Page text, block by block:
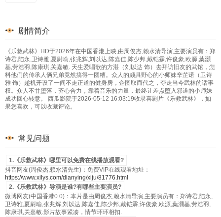
剧情简介
《乐救武林》HD于2026年在中国香港上映,由周俊杰,赖水清导演,主要演员有：郑
诗君,陆永,卫诗雅,夏尉喻,张兆辉,刘以达,陈嘉佳,陈少邦,戴铠霖,许俊豪,欧源,葉灝
基,劳浩羽,陈康琪,关嘉敏. 天生爱唱歌的方湛（刘以达 饰）去拜访旧友的武馆，怎
料他们的传承人俩兄弟竟然搞得一团糟。众人的颇具野心的小师妹辛芷诺（卫诗
雅 饰）趁机开设了一间不走正道的健身房，企图取而代之，夺走当今武林的话事
权。众人不甘堕落，齐心合力，靠着音乐的力量，最终让差点堕入邪道的小师妹
成功回心转意。 西瓜影院于2026-05-12 16:03:19收录喜剧片《乐救武林》，如
果您喜欢，可以收藏评论。
常见问题
1.《乐救武林》哪里可以免费在线播放观看?
抖音网友(周俊杰,赖水清先生)：免费VIP在线观看地址：
https://www.xilys.com/dianying/xiju/81776.html
2.《乐救武林》导演是谁?有哪些主要演员?
微博网友(中国香港0.0)：本片是由周俊杰,赖水清导演,主要演员有：郑诗君,陆永,
卫诗雅,夏尉喻,张兆辉,刘以达,陈嘉佳,陈少邦,戴铠霖,许俊豪,欧源,葉灝基,劳浩羽,
陈康琪,关嘉敏.影片故事紧凑，情节环环相扣.